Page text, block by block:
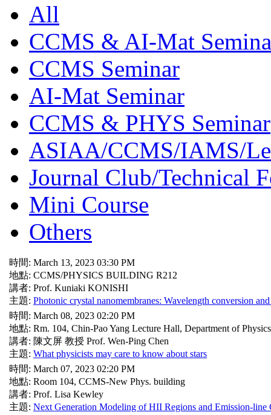
All
CCMS & AI-Mat
CCMS Seminar
AI-Mat Seminar
CCMS & PHYS Seminar
ASIAA/CCMS/IAMS/
Journal Club/Technical
Mini Course
Others
時間: March 13, 2023 03:30 PM
地點: CCMS/PHYSICS BUILDING R212
講者: Prof. Kuniaki KONISHI
主題: Photonic crystal nanomembranes: Wavelength conversion
時間: March 08, 2023 02:20 PM
地點: Rm. 104, Chin-Pao Yang Lecture Hall, Department of
講者: 陳文屏 教授 Prof. Wen-Ping Chen
主題: What physicists may care to know about stars
時間: March 07, 2023 02:20 PM
地點: Room 104, CCMS-New Phys. building
講者: Prof. Lisa Kewley
主題: Next Generation Modeling of HII Regions and Emission-line